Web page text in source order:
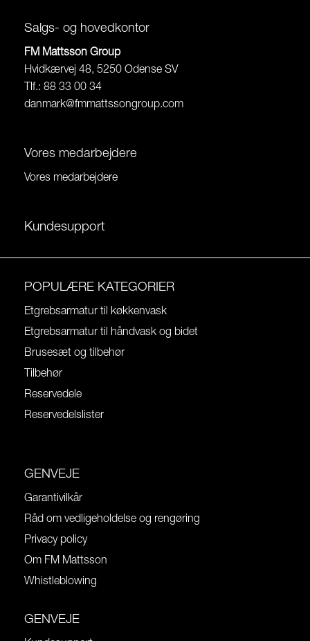
Salgs- og hovedkontor
FM Mattsson Group
Hvidkærvej 48, 5250 Odense SV
Tlf.: 88 33 00 34
danmark@fmmattssongroup.com
Vores medarbejdere
Vores medarbejdere
Kundesupport
POPULÆRE KATEGORIER
Etgrebsarmatur til køkkenvask
Etgrebsarmatur til håndvask og bidet
Brusesæt og tilbehør
Tilbehør
Reservedele
Reservedelslister
GENVEJE
Garantivilkår
Råd om vedligeholdelse og rengøring
Privacy policy
Om FM Mattsson
Whistleblowing
GENVEJE